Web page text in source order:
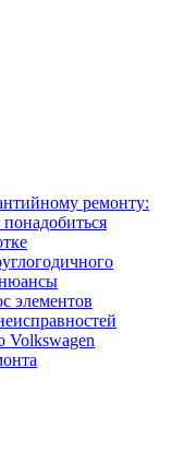
ремонту:
элементов
Volkswagen